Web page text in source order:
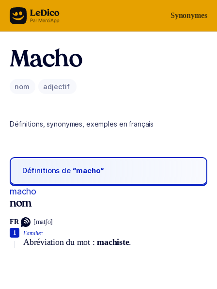
Aller au contenu Synonymes
Macho
nom adjectif
Définitions, synonymes, exemples en français
Définitions de “macho“
macho
nom
FR [matʃo]
Familier.
Abréviation du mot :machiste.
1